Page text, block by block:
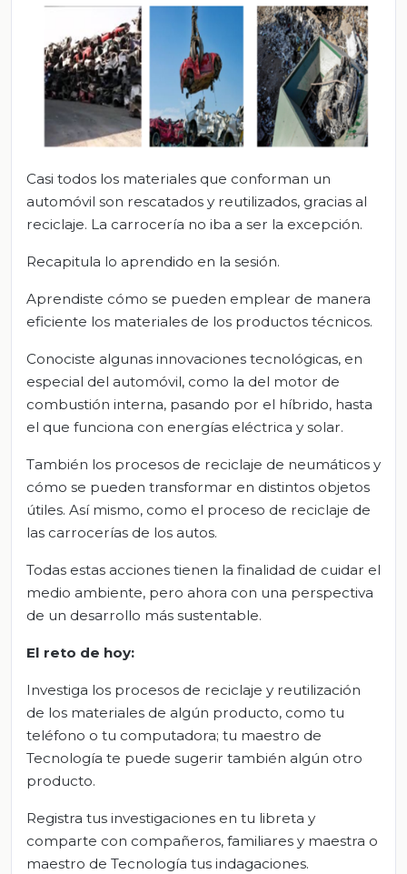
Casi todos los materiales que conforman un
automóvil son rescatados y reutilizados, gracias al
reciclaje. La carrocería no iba a ser la excepción.
Recapitula lo aprendido en la sesión.
Aprendiste cómo se pueden emplear de manera
eficiente los materiales de los productos técnicos.
Conociste algunas innovaciones tecnológicas, en
especial del automóvil, como la del motor de
combustión interna, pasando por el híbrido, hasta
el que funciona con energías eléctrica y solar.
También los procesos de reciclaje de neumáticos y
cómo se pueden transformar en distintos objetos
útiles. Así mismo, como el proceso de reciclaje de
las carrocerías de los autos.
Todas estas acciones tienen la finalidad de cuidar el
medio ambiente, pero ahora con una perspectiva
de un desarrollo más sustentable.
El reto de hoy:
Investiga los procesos de reciclaje y reutilización
de los materiales de algún producto, como tu
teléfono o tu computadora; tu maestro de
Tecnología te puede sugerir también algún otro
producto.
Registra tus investigaciones en tu libreta y
comparte con compañeros, familiares y maestra o
maestro de Tecnología tus indagaciones.